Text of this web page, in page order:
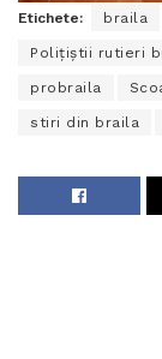
Etichete: braila
Polițiștii rutieri
probraila
stiri din braila